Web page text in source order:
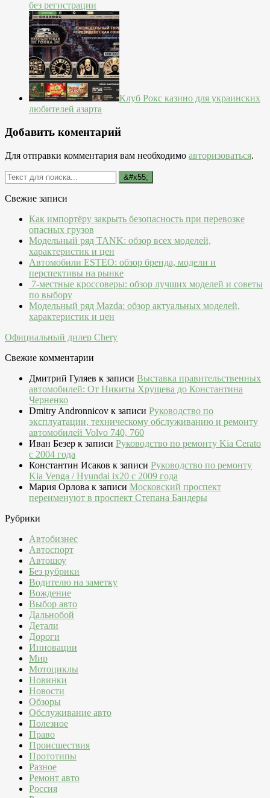
без регистрации
Клуб Рокс казино для украинских
любителей азарта
Добавить коментарий
Для отправки комментария вам необходимо авторизоваться.
Свежие записи
Как импортёру закрыть безопасность при перевозке
опасных грузов
Модельный ряд TANK: обзор всех моделей,
характеристик и цен
Автомобили ESTEO: обзор бренда, модели и
перспективы на рынке
7-местные кроссоверы: обзор лучших моделей и советы
по выбору
Модельный ряд Mazda: обзор актуальных моделей,
характеристик и цен
Официальный дилер Chery
Свежие комментарии
Дмитрий Гуляев к записи Выставка правительственных
автомобилей: От Никиты Хрущева до Константина
Черненко
Dmitry Andronnicov к записи Руководство по
эксплуатации, техническому обслуживанию и ремонту
автомобилей Volvo 740, 760
Иван Безер к записи Руководство по ремонту Kia Cerato
c 2004 года
Константин Исаков к записи Руководство по ремонту
Kia Venga / Hyundai ix20 c 2009 года
Мария Орлова к записи Московский проспект
переименуют в проспект Степана Бандеры
Рубрики
Автобизнес
Автоспорт
Автошоу
Без рубрики
Водителю на заметку
Вождение
Выбор авто
Дальнобой
Детали
Дороги
Инновации
Мир
Мотоциклы
Новинки
Новости
Обзоры
Обслуживание авто
Полезное
Право
Происшествия
Прототипы
Разное
Ремонт авто
Россия